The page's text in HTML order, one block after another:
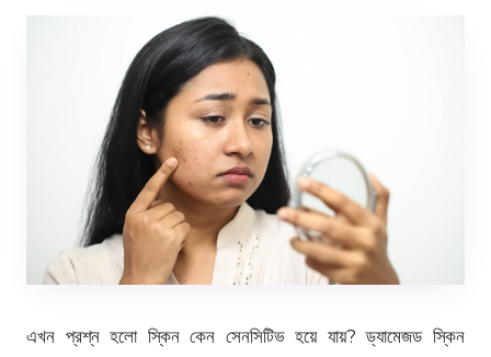
এখন প্রশ্ন হলো স্কিন কেন সেনসিটিভ হয়ে যায়? ড্যামেজড স্কিন